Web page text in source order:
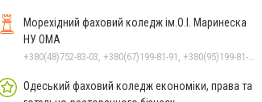
Морехідний фаховий коледж ім.О.І. Маринеска
НУ ОМА
Одеський фаховий коледж економіки, права та